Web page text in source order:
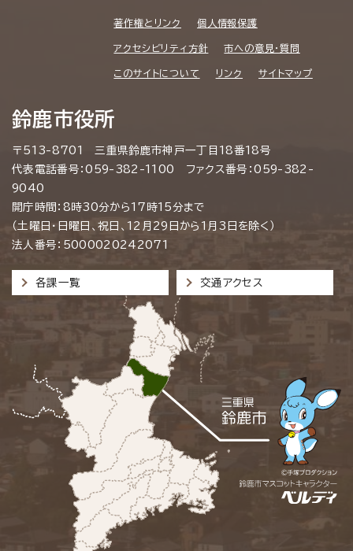
著作権とリンク 個人情報保護
アクセシビリティ方針 市への意見・質問
このサイトについて リンク サイトマップ
鈴鹿市役所
〒513-8701 三重県鈴鹿市神戸一丁目18番18号
代表電話番号：059-382-1100 ファクス番号：059-382-
9040
開庁時間：8時30分から17時15分まで
（土曜日・日曜日、祝日、12月29日から1月3日を除く）
法人番号：5000020242071
各課一覧 交通アクセス